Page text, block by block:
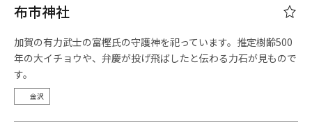
布市神社
加賀の有力武士の富樫氏の守護神を祀っています。推定樹齢500
年の大イチョウや、弁慶が投げ飛ばしたと伝わる力石が見もので
す。
金沢